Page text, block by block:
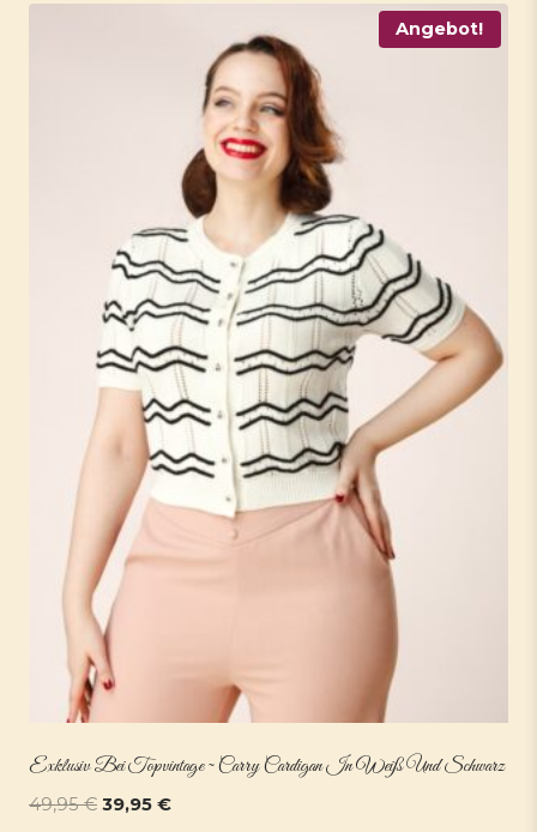
Angebot!
Exklusiv Bei Topvintage ~ Carry Cardigan In Weiß Und Schwarz
49,95€ Ursprünglicher
39,95 €Aktueller